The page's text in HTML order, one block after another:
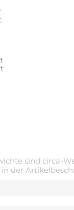
sind circa-
der